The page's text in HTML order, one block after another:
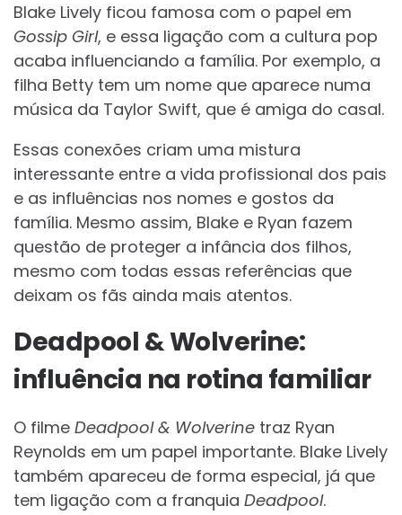
Blake Lively ficou famosa com o papel em
Gossip Girl, e essa ligação com a cultura pop
acaba influenciando a família. Por exemplo, a
filha Betty tem um nome que aparece numa
música da Taylor Swift, que é amiga do casal.
Essas conexões criam uma mistura
interessante entre a vida profissional dos pais
e as influências nos nomes e gostos da
família. Mesmo assim, Blake e Ryan fazem
questão de proteger a infância dos filhos,
mesmo com todas essas referências que
deixam os fãs ainda mais atentos.
Deadpool & Wolverine:
influência na rotina familiar
O filme Deadpool & Wolverine traz Ryan
Reynolds em um papel importante. Blake Lively
também apareceu de forma especial, já que
tem ligação com a franquia Deadpool.